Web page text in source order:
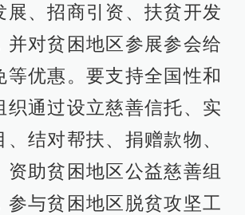
展、招商引资、扶贫开发
并对贫困地区参展参会给
等优惠。要支持全国性和
织通过设立慈善信托、实
结对帮扶、捐赠款物、
资助贫困地区公益慈善组
参与贫困地区脱贫攻坚工